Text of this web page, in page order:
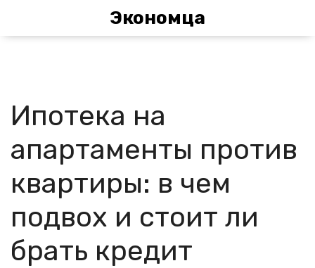
Экономца
Ипотека на
апартаменты против
квартиры: в чем
подвох и стоит ли
брать кредит